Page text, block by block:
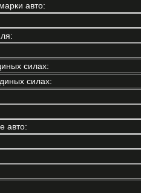
авто:
силах:
силах:
авто: